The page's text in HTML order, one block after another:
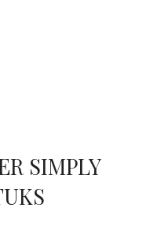
SIMPLY